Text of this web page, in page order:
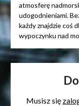
atmosferę
udogodnieniami.
każdy znajdzie coś
wypoczynku nad
Musisz się